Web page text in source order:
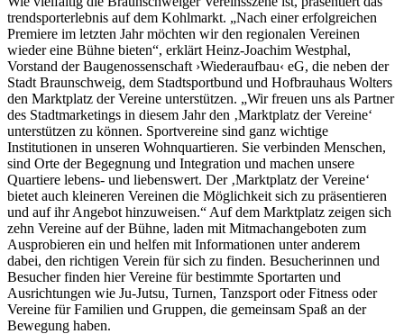
trendsporterlebnis auf dem Kohlmarkt. „Nach einer erfolgreichen
Premiere im letzten Jahr möchten wir den regionalen Vereinen
wieder eine Bühne bieten“, erklärt Heinz-Joachim Westphal,
Vorstand der Baugenossenschaft ›Wiederaufbau‹ eG, die neben der
Stadt Braunschweig, dem Stadtsportbund und Hofbrauhaus Wolters
den Marktplatz der Vereine unterstützen. „Wir freuen uns als Partner
des Stadtmarketings in diesem Jahr den ‚Marktplatz der Vereine‘
unterstützen zu können. Sportvereine sind ganz wichtige
Institutionen in unseren Wohnquartieren. Sie verbinden Menschen,
sind Orte der Begegnung und Integration und machen unsere
Quartiere lebens- und liebenswert. Der ‚Marktplatz der Vereine‘
bietet auch kleineren Vereinen die Möglichkeit sich zu präsentieren
und auf ihr Angebot hinzuweisen.“ Auf dem Marktplatz zeigen sich
zehn Vereine auf der Bühne, laden mit Mitmachangeboten zum
Ausprobieren ein und helfen mit Informationen unter anderem
dabei, den richtigen Verein für sich zu finden. Besucherinnen und
Besucher finden hier Vereine für bestimmte Sportarten und
Ausrichtungen wie Ju-Jutsu, Turnen, Tanzsport oder Fitness oder
Vereine für Familien und Gruppen, die gemeinsam Spaß an der
Bewegung haben.